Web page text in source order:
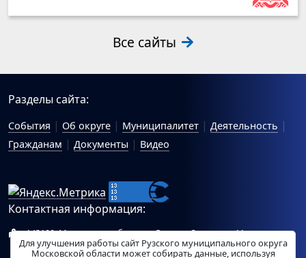
Все сайты
Разделы сайта:
События Об округе Муниципалитет
Деятельность
Гражданам
Документы Видео
Контактная информация:
143100, Московская область, г.Руза, ул.Солнцева, 11
Схема проезда
Для улучшения работы сайт Рузского муниципального округа
Московской области может собирать данные, используя